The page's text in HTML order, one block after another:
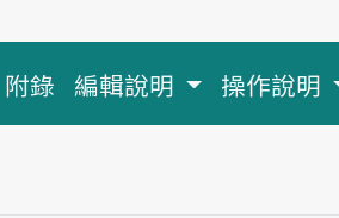
附錄 編輯說明 操作說明